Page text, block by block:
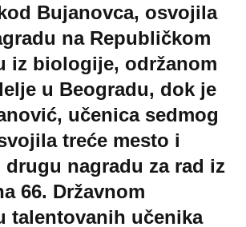
Bujanovca, osvojila
na Republičkom
iz biologije, održanom
u Beogradu, dok je
učenica sedmog
treće mesto i
nagradu za rad iz
66. Državnom
talentovanih učenika